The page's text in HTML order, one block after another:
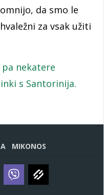
da smo le
za vsak užiti
nekatere
s Santorinija.
MIKONOS